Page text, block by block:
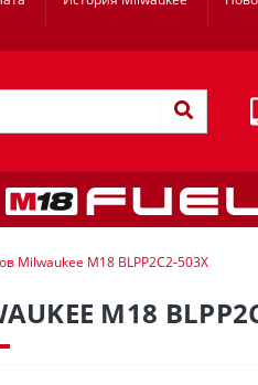
Milwaukee M18 BLPP2C2-503X
M18